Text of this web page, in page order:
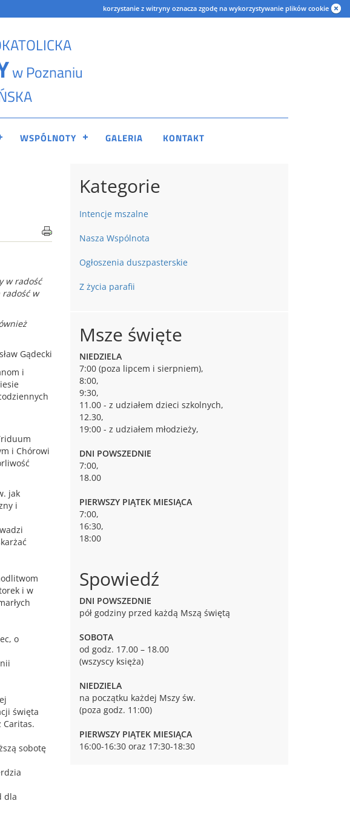
korzystanie z witryny oznacza zgodę na wykorzystywanie plików cookie
w Poznaniu
WSPÓLNOTY GALERIA KONTAKT
w radość
radość w
Gądecki
i
i Chórowi
jak
i
i w
o
święta
Caritas.
sobotę
dla
Kategorie
Intencje mszalne
Nasza Wspólnota
Ogłoszenia duszpasterskie
Z życia parafii
Msze święte
NIEDZIELA
7:00 (poza lipcem i sierpniem),
8:00,
9:30,
11.00 - z udziałem dzieci szkolnych,
12.30,
19:00 - z udziałem młodzieży,
DNI POWSZEDNIE
7:00,
18.00
PIERWSZY PIĄTEK MIESIĄCA
7:00,
16:30,
18:00
Spowiedź
DNI POWSZEDNIE
pół godziny przed każdą Mszą świętą
SOBOTA
od godz. 17.00 – 18.00
(wszyscy księża)
NIEDZIELA
na początku każdej Mszy św.
(poza godz. 11:00)
PIERWSZY PIĄTEK MIESIĄCA
16:00-16:30 oraz 17:30-18:30